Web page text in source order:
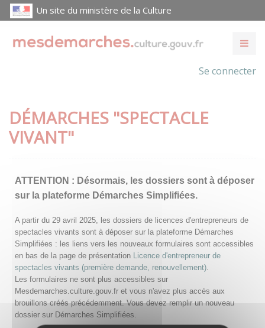
Un site du ministère de la Culture
Se connecter
DÉMARCHES "SPECTACLE
VIVANT"
ATTENTION : Désormais, les dossiers sont à déposer
sur la plateforme Démarches Simplifiées.
A partir du 29 avril 2025, les dossiers de licences d'entrepreneurs de
spectacles vivants sont à déposer sur la plateforme Démarches
Simplifiées : les liens vers les nouveaux formulaires sont accessibles
en bas de la page de présentation Licence d'entrepreneur de
spectacles vivants (première demande, renouvellement).
Les formulaires ne sont plus accessibles sur
Mesdemarches.culture.gouv.fr et vous n'avez plus accès aux
brouillons créés précédemment. Vous devez remplir un nouveau
dossier sur Démarches Simplifiées.